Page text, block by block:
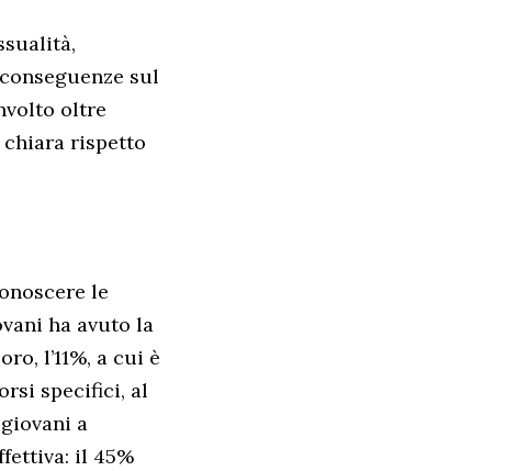
sul
oltre
chiara rispetto
le
ha avuto la
l’11%, a cui è
specifici, al
a
il 45%